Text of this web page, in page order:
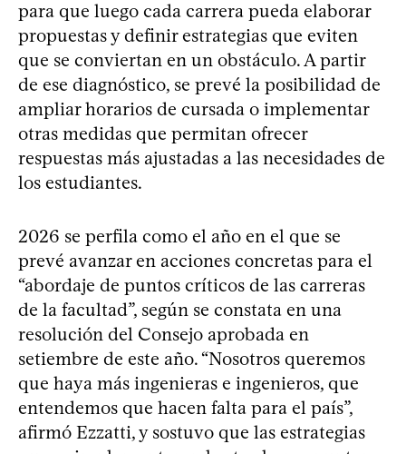
para que luego cada carrera pueda elaborar
propuestas y definir estrategias que eviten
que se conviertan en un obstáculo. A partir
de ese diagnóstico, se prevé la posibilidad de
ampliar horarios de cursada o implementar
otras medidas que permitan ofrecer
respuestas más ajustadas a las necesidades de
los estudiantes.
2026 se perfila como el año en el que se
prevé avanzar en acciones concretas para el
“abordaje de puntos críticos de las carreras
de la facultad”, según se constata en una
resolución del Consejo aprobada en
setiembre de este año. “Nosotros queremos
que haya más ingenieras e ingenieros, que
entendemos que hacen falta para el país”,
afirmó Ezzatti, y sostuvo que las estrategias